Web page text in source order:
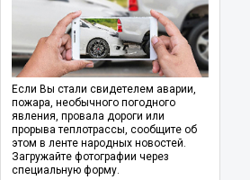
Если Вы стали свидетелем аварии,
пожара, необычного погодного
явления, провала дороги или
прорыва теплотрассы, сообщите об
этом в ленте народных новостей.
Загружайте фотографии через
специальную форму.